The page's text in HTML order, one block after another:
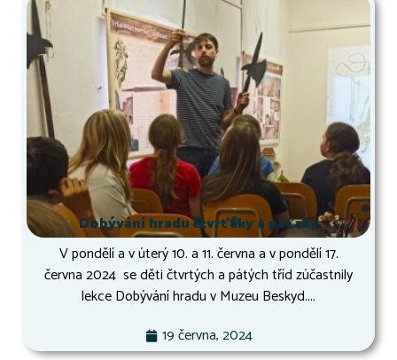
Dobývání hradu čtvrťáky a páťáky
V pondělí a v úterý 10. a 11. června a v pondělí 17.
června 2024 se děti čtvrtých a pátých tříd zúčastnily
lekce Dobývání hradu v Muzeu Beskyd....
19 června, 2024